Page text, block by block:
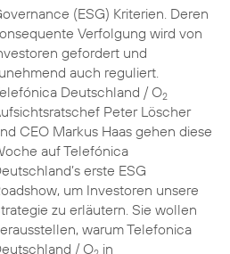
(ESG) Kriterien. Deren
Verfolgung wird von
gefordert und
auch reguliert.
Deutschland / O2
Peter Löscher
CEO Markus Haas gehen diese
auf Telefónica
erste ESG
um Investoren unsere
zu erläutern. Sie wollen
warum Telefonica
/ O in